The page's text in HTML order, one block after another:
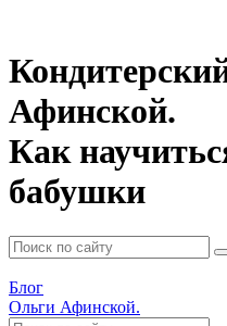
Афинской.
Как
бабушки
Блог
Ольги Афинской.